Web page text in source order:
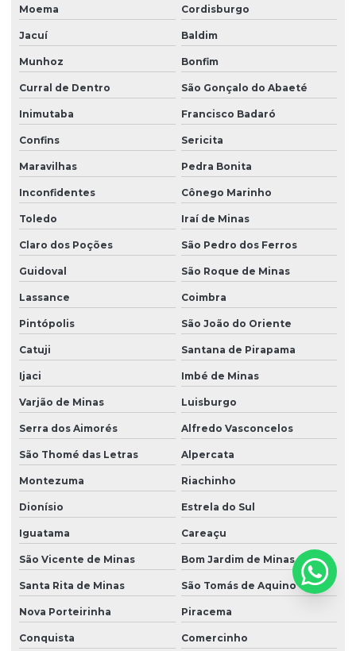
Moema Cordisburgo
Jacuí Baldim
Munhoz Bonfim
Curral de Dentro São Gonçalo do Abaeté
Inimutaba Francisco Badaró
Confins Sericita
Maravilhas Pedra Bonita
Inconfidentes Cônego Marinho
Toledo Iraí de Minas
Claro dos Poções São Pedro dos Ferros
Guidoval São Roque de Minas
Lassance Coimbra
Pintópolis São João do Oriente
Catuji Santana de Pirapama
Ijaci Imbé de Minas
Varjão de Minas Luisburgo
Serra dos Aimorés Alfredo Vasconcelos
São Thomé das Letras Alpercata
Montezuma Riachinho
Dionísio Estrela do Sul
Iguatama Careaçu
São Vicente de Minas Bom Jardim de Minas
Santa Rita de Minas São Tomás de Aquino
Nova Porteirinha Piracema
Conquista Comercinho